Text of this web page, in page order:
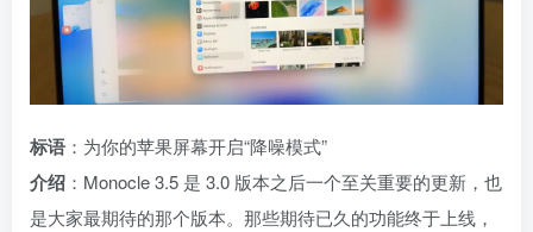
标语 ：为你的苹果屏幕开启“降噪模式”
介绍 ：Monocle 3.5 是 3.0 版本之后一个至关重要的更新，也
是大家最期待的那个版本。那些期待已久的功能终于上线，